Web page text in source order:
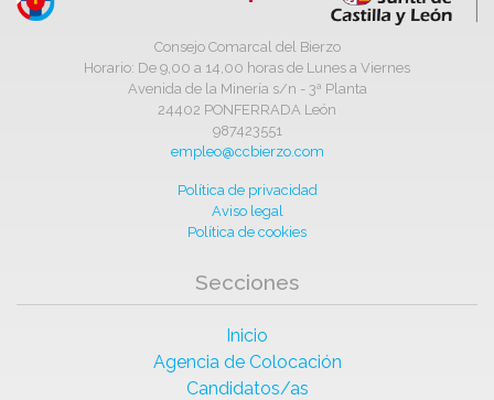
Consejo Comarcal del Bierzo
Horario: De 9,00 a 14,00 horas de Lunes a Viernes
Avenida de la Minería s/n - 3ª Planta
24402 PONFERRADA León
987423551
empleo@ccbierzo.com
Política de privacidad
Aviso legal
Política de cookies
Secciones
Inicio
Agencia de Colocación
Candidatos/as